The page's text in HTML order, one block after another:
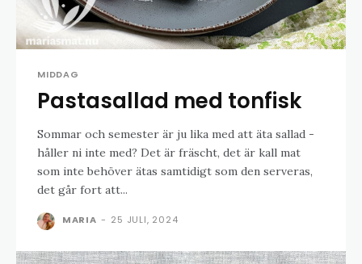
MIDDAG
Pastasallad med tonfisk
Sommar och semester är ju lika med att äta sallad -
håller ni inte med? Det är fräscht, det är kall mat
som inte behöver ätas samtidigt som den serveras,
det går fort att...
MARIA - 25 JULI, 2024